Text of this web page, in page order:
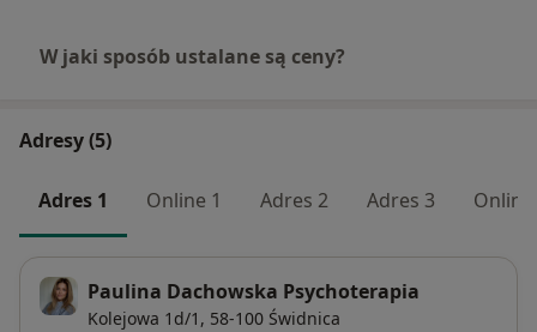
W jaki sposób ustalane są ceny?
Adresy (5)
Adres 1 Online 1 Adres 2 Adres 3 Online
Paulina Dachowska Psychoterapia
Kolejowa 1d/1, 58-100 Świdnica